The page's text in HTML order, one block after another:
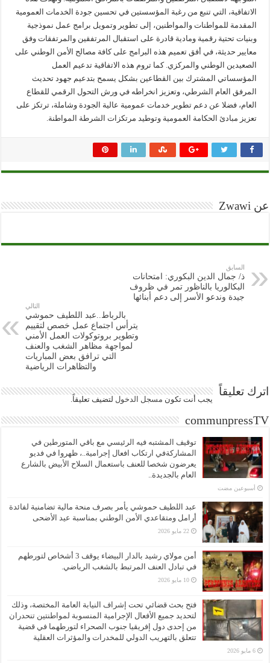
الاتفاقية، التي تنبع من رغبة المؤسستين في تحسين جودة الخدمات العمومية
المقدمة للمواطنات والمواطنين، إلى تطوير وتمويل برامج عمل نموذجية
وبنيات تحتية رقمية ومادية قادرة على استقبال المرتفقين والمرتفقات وفق
معايير حديثة، في أفق تعميم هذه البرامج على كافة مصالح الأمن الوطني على
الصعيدين الوطني والمركزي. كما تروم هذه الاتفاقية تدعيم العمل
المؤسساتي المشترك بين القطاعين بشكل يسمح بتدعيم جهود تحديث
المرفق العام الشرطي، وتعزيز انخراطه في ورش التحول الرقمي للقطاع
العام، فضلا عن دعم تطوير خدمات عمومية عالية الجودة وشاملة، ترتكز على
تعزيز مبادئ الحكامة العمومية وتوطيد مرتكزات الشرطة المواطنة.
عن Zwawi
السابق
ذ/ جمال الدين البكوري: امتحانات
البكالوريا بالناظور تمر في ظروف
جيدة وندعو الأسر إلى دعم أبنائها
التالي
بالرباط..عبد اللطيف حموشي
يترأس اجتماع عمل خصص لتقييم
وتطوير بروتوكولات العمل الأمني
لمواجهة مظاهر الشغب والعنف
التي ترافق بعض المباريات
والتظاهرات الرياضية
اترك تعليقاً
يجب أنت تكون مسجل الدخول لتضيف تعليقاً.
communpressTV
توقيف المشتبه فيه الرئيسي مع باقي المتورطين في
المشاركةفي ارتكاب افعال إجرامية..، ظهروا في فديو
يعرضون شخصا للعنف باستعمال السلاح الأبيض بالشارع
العام بالجديدة..
‏أسبوعين مضت
عبد اللطيف حموشي يأمر بصرف منحة مالية تضامنية لفائدة
أرامل ومتقاعدي الأمن الوطني بمناسبة عيد الأضحى
22 مايو 2026
أمن مولاي رشيد بالدار البيضاء يوقف 3 أشخاص لتورطهم
في تبادل العنف المرتبط بالشغب الرياضي.
10 مايو 2026
فتح بحث قضائي تحت إشراف النيابة العامة المختصة، وذلك
لتحديد جميع الأفعال الإجرامية المنسوبة لمواطنتين تنحدران
من إحدى دول إفريقيا جنوب الصحراء لتورطهما في قضية
تتعلق بالتهريب الدولي للمخدرات والمؤثرات العقلية
6 مايو 2026